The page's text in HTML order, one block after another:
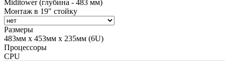
Miditower (глубина - 483 мм)
Монтаж в 19" стойку
Размеры
483мм х 453мм х 235мм (6U)
Процессоры
CPU